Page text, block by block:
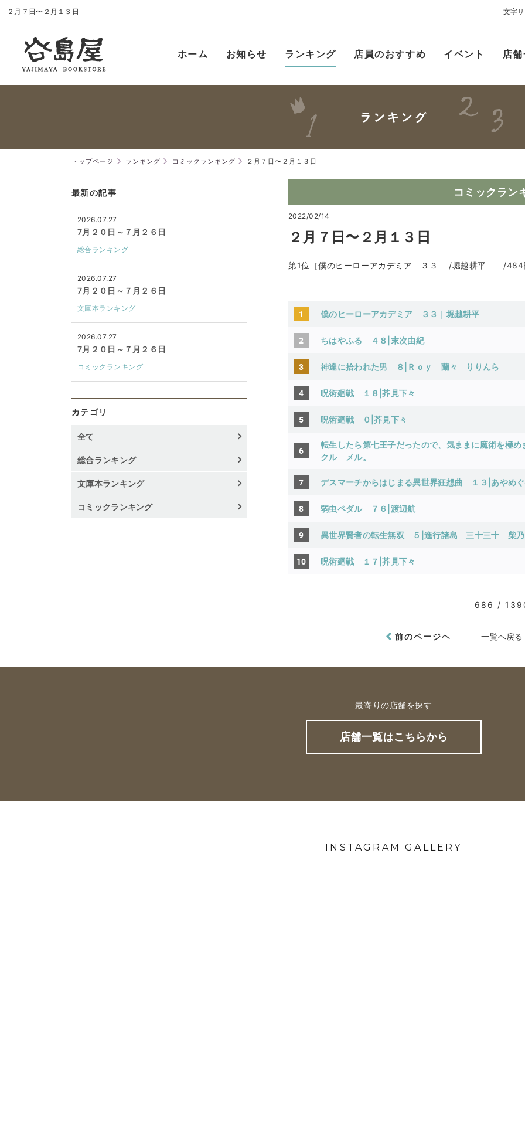
２月７日〜２月１３日 文字
ホーム お知らせ ランキング 店員のおすすめ イベント 店
トップページ ランキング コミックランキング ２月７日〜２月１３日
コミックラン
2022/02/14
２月７日〜２月１３日
第1位［僕のヒーローアカデミア ３３ /堀越耕平 /484
1 僕のヒーローアカデミア ３３｜堀越耕平
2 ちはやふる ４８|末次由紀
3 神達に拾われた男 ８|Ｒｏｙ 蘭々 りりんら
4 呪術廻戦 １８|芥見下々
5 呪術廻戦 ０|芥見下々
6
転生したら第七王子だったので、気ままに魔術を極
クル
メル。
7 デスマーチからはじまる異世界狂想曲 １３|あやめ
8 弱虫ペダル ７６|渡辺航
9 異世界賢者の転生無双 ５|進行諸島 三十三十 柴
10 呪術廻戦 １７|芥見下々
686 /
前のページヘ 一覧へ戻る
最新の記事
2026.07.27
7月２０日～７月２６日
総合ランキング
2026.07.27
7月２０日～７月２６日
文庫本ランキング
2026.07.27
7月２０日～７月２６日
コミックランキング
カテゴリ
全て
総合ランキング
文庫本ランキング
コミックランキング
最寄りの店舗を探す
店舗一覧はこちらから
INSTAGRAM GALLERY